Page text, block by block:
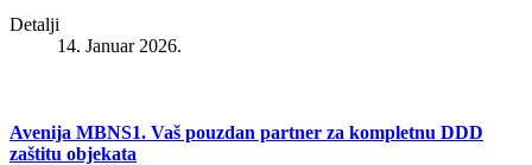
Detalji
14. Januar 2026.
Avenija MBNS1. Vaš pouzdan partner za kompletnu DDD
zaštitu objekata